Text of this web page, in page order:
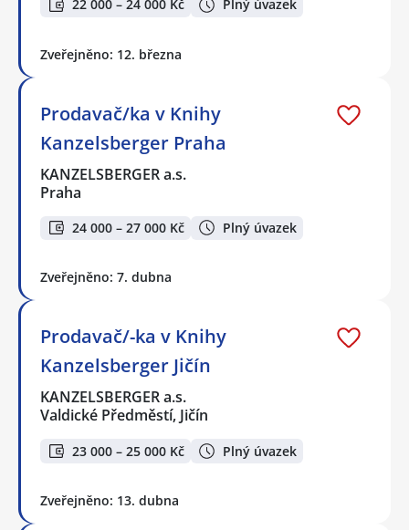
22 000 – 24 000 Kč Plný úvazek
Zveřejněno: 12. března
Prodavač/ka v Knihy
Kanzelsberger Praha
KANZELSBERGER a.s.
Praha
24 000 – 27 000 Kč Plný úvazek
Zveřejněno: 7. dubna
Prodavač/-ka v Knihy
Kanzelsberger Jičín
KANZELSBERGER a.s.
Valdické Předměstí, Jičín
23 000 – 25 000 Kč Plný úvazek
Zveřejněno: 13. dubna